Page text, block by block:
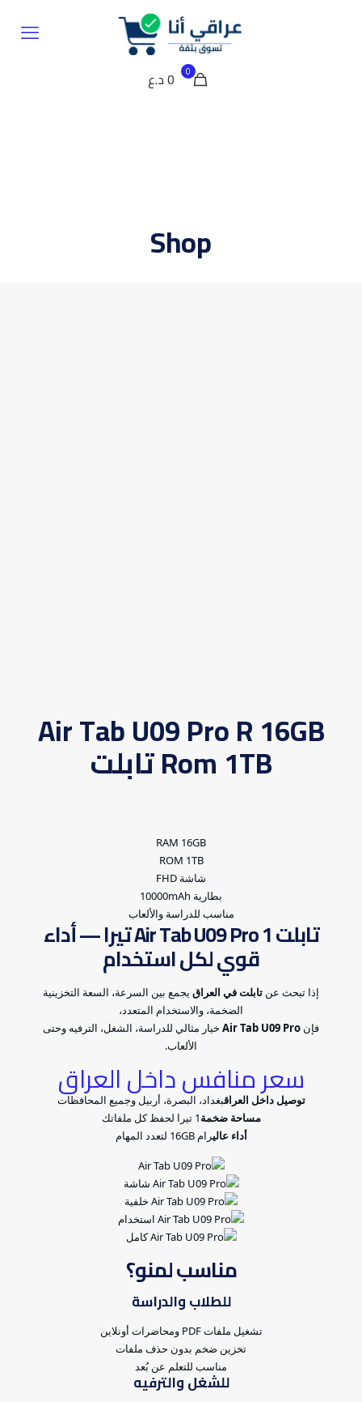
0 0 د.ع
Shop
Air Tab U09 Pro R 16GB
Rom 1TB تابلت
RAM 16GB
ROM 1TB
شاشة FHD
بطارية 10000mAh
مناسب للدراسة والألعاب
تابلت Air Tab U09 Pro 1 تيرا — أداء
قوي لكل استخدام
إذا تبحث عن تابلت في العراق يجمع بين السرعة، السعة التخزينية
الضخمة، والاستخدام المتعدد،
فإن Air Tab U09 Pro خيار مثالي للدراسة، الشغل، الترفيه وحتى
الألعاب.
سعر منافس داخل العراق
توصيل داخل العراقبغداد، البصرة، أربيل وجميع المحافظات
مساحة ضخمة1 تيرا لحفظ كل ملفاتك
أداء عاليرام 16GB لتعدد المهام
مناسب لمنو؟
للطلاب والدراسة
تشغيل ملفات PDF ومحاضرات أونلاين
تخزين ضخم بدون حذف ملفات
مناسب للتعلم عن بُعد
للشغل والترفيه